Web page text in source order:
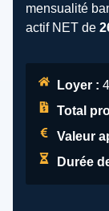
mensualité
actif NET de
Loyer :
Total
Valeur
Durée